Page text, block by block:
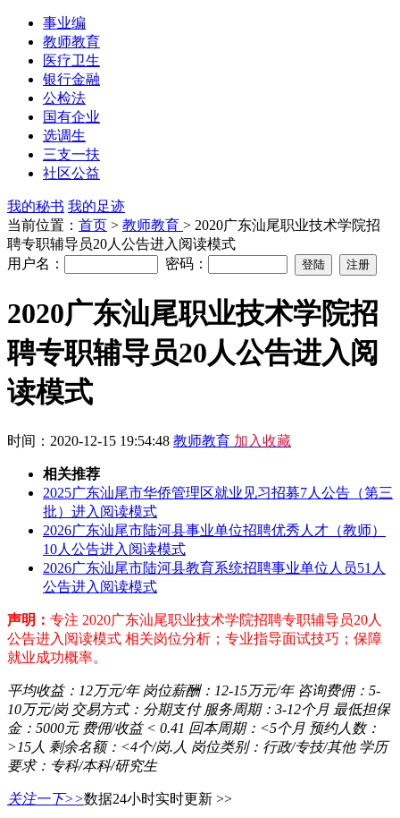
事业编
教师教育
医疗卫生
银行金融
公检法
国有企业
选调生
三支一扶
社区公益
我的秘书 我的足迹
当前位置： 首页 > 教师教育 > 2020广东汕尾职业技术学院招
聘专职辅导员20人公告进入阅读模式
用户名：
密码：
2020广东汕尾职业技术学院招
聘专职辅导员20人公告进入阅
读模式
时间：2020-12-15 19:54:48 教师教育 加入收藏
相关推荐
2025广东汕尾市华侨管理区就业见习招募7人公告（第三
批）进入阅读模式
2026广东汕尾市陆河县事业单位招聘优秀人才（教师）
10人公告进入阅读模式
2026广东汕尾市陆河县教育系统招聘事业单位人员51人
公告进入阅读模式
声明： 专注 2020广东汕尾职业技术学院招聘专职辅导员20人
公告进入阅读模式 相关岗位分析；专业指导面试技巧；保障
就业成功概率。
平均收益： 12万元/年 岗位薪酬： 12-15万元/年 咨询费佣： 5-
10万元/岗 交易方式： 分期支付 服务周期： 3-12个月 最低担保
金： 5000元 费佣/收益 < 0.41 回本周期： <5个月 预约人数：
>15人 剩余名额： <4个/岗.人 岗位类别： 行政/专技/其他 学历
要求： 专科/本科/研究生
关注一下>>数据24小时实时更新 >>